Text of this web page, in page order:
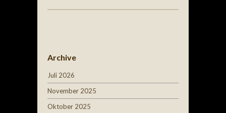
Archive
Juli 2026
November 2025
Oktober 2025